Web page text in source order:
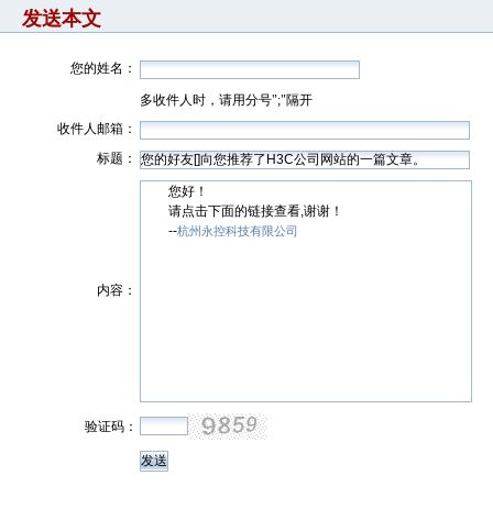
发送本文
您的姓名：
多收件人时，请用分号";"隔开
收件人邮箱：
标题：
内容：
您好！
请点击下面的链接查看,谢谢！
--杭州永控科技有限公司
验证码：